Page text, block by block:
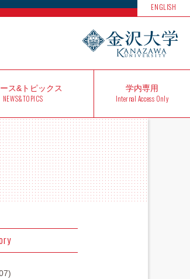
ENGLISH
ス&トピックス
NEWS&TOPICS
学内専用
Internal Access Only